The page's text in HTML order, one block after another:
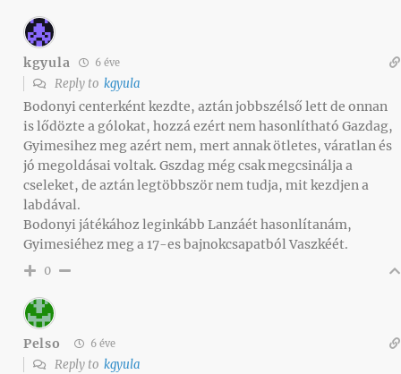
kgyula 6 éve
Reply to kgyula
Bodonyi centerként kezdte, aztán jobbszélső lett de onnan
is lődözte a gólokat, hozzá ezért nem hasonlítható Gazdag,
Gyimesihez meg azért nem, mert annak ötletes, váratlan és
jó megoldásai voltak. Gszdag még csak megcsinálja a
cseleket, de aztán legtöbbször nem tudja, mit kezdjen a
labdával.
Bodonyi játékához leginkább Lanzáét hasonlítanám,
Gyimesiéhez meg a 17-es bajnokcsapatból Vaszkéét.
0
Pelso 6 éve
Reply to kgyula